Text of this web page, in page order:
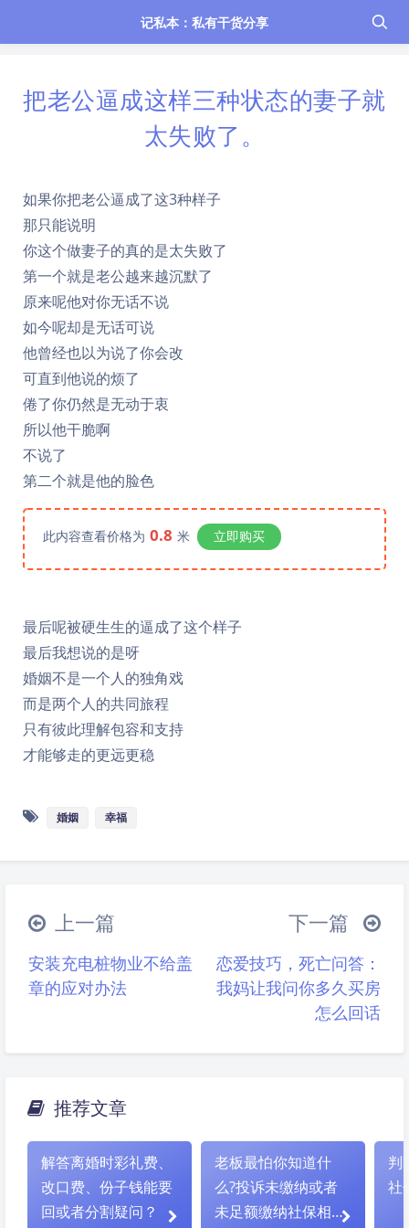
记私本：私有干货分享
夜间模式
Sans Serif
把老公逼成这样三种状态的妻子就
太失败了。
如果你把老公逼成了这3种样子
那只能说明
你这个做妻子的真的是太失败了
第一个就是老公越来越沉默了
原来呢他对你无话不说
如今呢却是无话可说
他曾经也以为说了你会改
可直到他说的烦了
倦了你仍然是无动于衷
所以他干脆啊
不说了
第二个就是他的脸色
此内容查看价格为 0.8 米 立即购买
最后呢被硬生生的逼成了这个样子
最后我想说的是呀
婚姻不是一个人的独角戏
而是两个人的共同旅程
只有彼此理解包容和支持
才能够走的更远更稳
婚姻 幸福
上一篇
安装充电桩物业不给盖
章的应对办法
下一篇
恋爱技巧，死亡问答：
我妈让我问你多久买房
怎么回话
推荐文章
解答离婚时彩礼费、
改口费、份子钱能要
回或者分割疑问？
老板最怕你知道什
么?投诉未缴纳或者
未足额缴纳社保相关
判
社